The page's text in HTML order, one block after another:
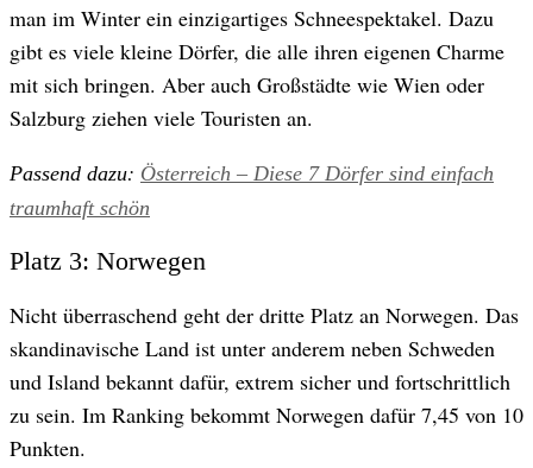
man im Winter ein einzigartiges Schneespektakel. Dazu
gibt es viele kleine Dörfer, die alle ihren eigenen Charme
mit sich bringen. Aber auch Großstädte wie Wien oder
Salzburg ziehen viele Touristen an.
Passend dazu: Österreich – Diese 7 Dörfer sind einfach
traumhaft schön
Platz 3: Norwegen
Nicht überraschend geht der dritte Platz an Norwegen. Das
skandinavische Land ist unter anderem neben Schweden
und Island bekannt dafür, extrem sicher und fortschrittlich
zu sein. Im Ranking bekommt Norwegen dafür 7,45 von 10
Punkten.